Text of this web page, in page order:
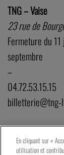
TNG – Vaise
23 rue de
Fermeture du
septembre
–
04.72.53.15.15
billetterie@tng-
En cliquant sur «
utilisation et